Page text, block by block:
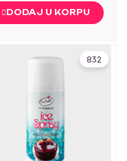
DODAJ U KORPU
832